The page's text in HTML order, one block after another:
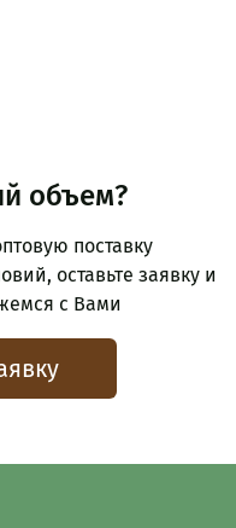
объем?
поставку
оставьте заявку и
с Вами